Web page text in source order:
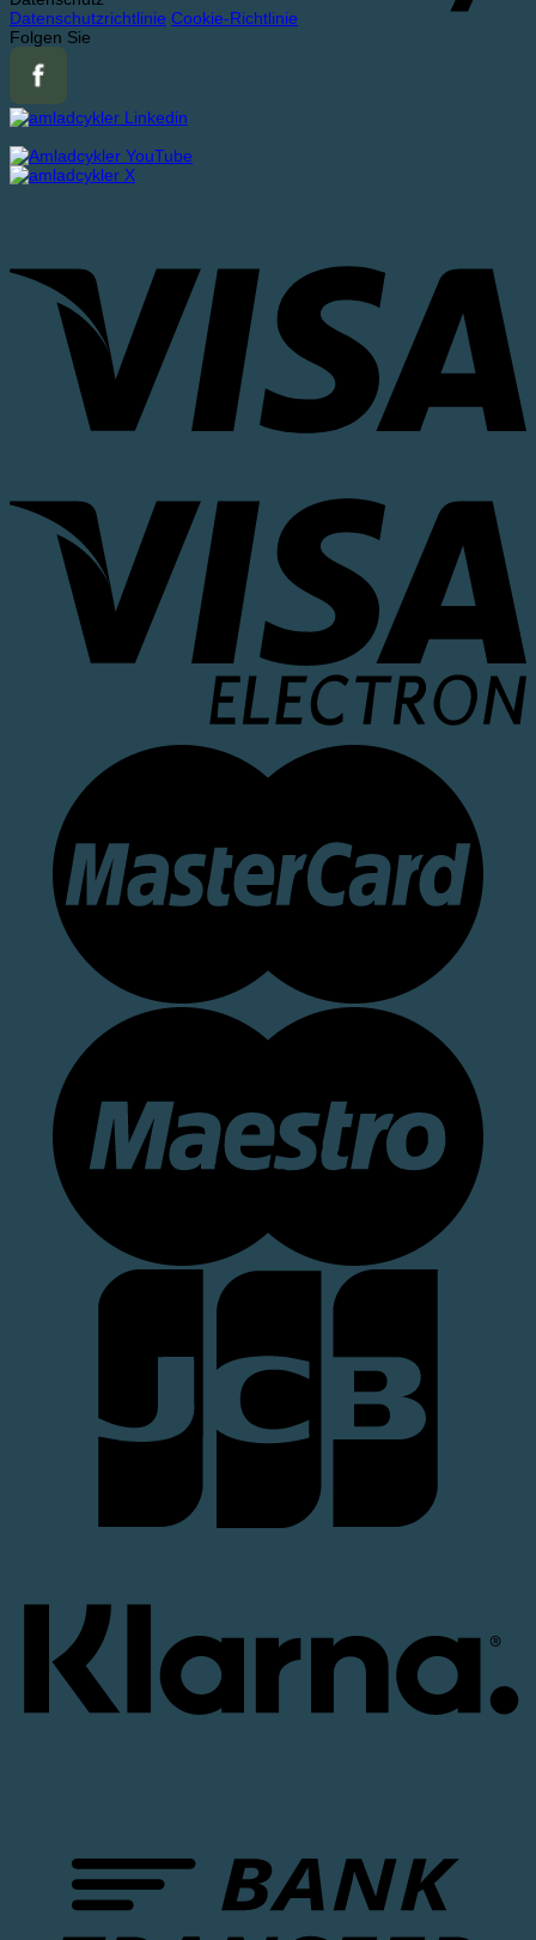
Datenschutzrichtlinie Cookie-Richtlinie
Folgen Sie